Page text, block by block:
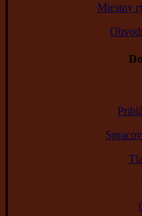
Miestny